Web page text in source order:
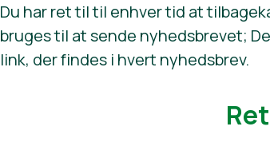
Du har ret til til enhver tid at
bruges til at sende nyhedsbrevet;
link, der findes i hvert nyhedsbrev.